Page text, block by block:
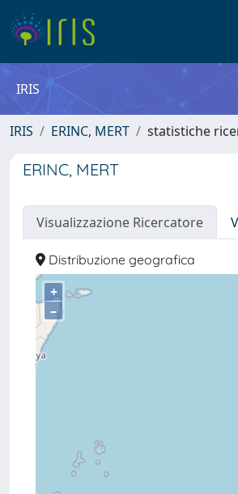
IRIS
IRIS ERINC, MERT statistiche
ERINC, MERT
Visualizzazione Ricercatore
Distribuzione geografica
+
–